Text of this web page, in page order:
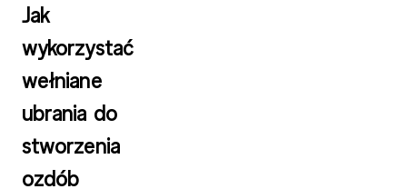
Jak
wykorzystać
wełniane
ubrania do
stworzenia
ozdób